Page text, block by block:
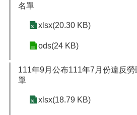
名單
xlsx(20.30 KB)
ods(24 KB)
111年9月公布111年7月份違反
單
xlsx(18.79 KB)